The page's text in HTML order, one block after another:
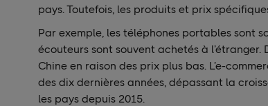
pays. Toutefois, les produits et prix
Par exemple, les téléphones portables sont
écouteurs sont souvent achetés à
Chine en raison des prix plus bas. L’e-
des dix dernières années, dépassant la
les pays depuis 2015.